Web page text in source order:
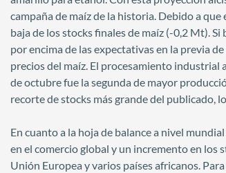
campaña de maíz de la historia. Debido a
baja de los stocks finales de maíz (-0,2 Mt).
por encima de las expectativas en la previa
precios del maíz. El procesamiento industrial
de octubre fue la segunda de mayor
recorte de stocks más grande del publicado,
En cuanto a la hoja de balance a nivel
en el comercio global y un incremento en los
Unión Europea y varios países africanos.